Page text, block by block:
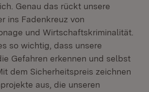
Genau das rückt unsere
ins Fadenkreuz von
und Wirtschaftskriminalität.
so wichtig, dass unsere
Gefahren erkennen und selbst
dem Sicherheitspreis zeichnen
aus, die unseren